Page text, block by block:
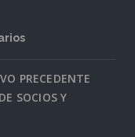
BANCO
CHILE
PRECEDENTE
SOCIOS Y